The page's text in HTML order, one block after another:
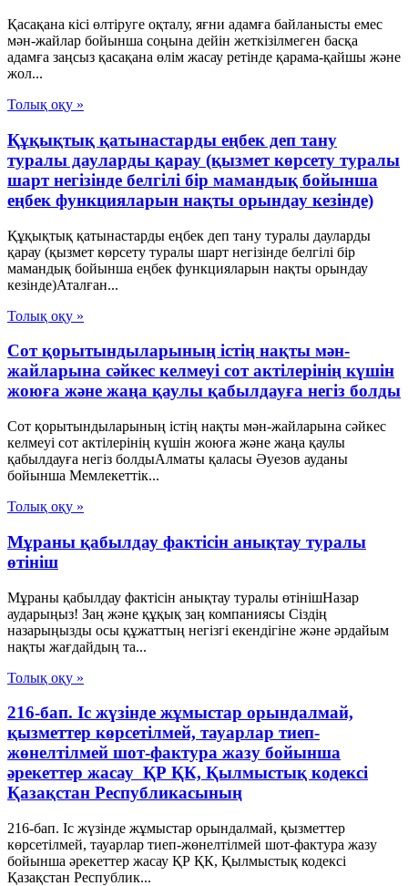
Қасақана кісі өлтіруге оқталу, яғни адамға байланысты емес
мән-жайлар бойынша соңына дейін жеткізілмеген басқа
адамға заңсыз қасақана өлім жасау ретінде қарама-қайшы және
жол...
Толық оқу »
Құқықтық қатынастарды еңбек деп тану
туралы дауларды қарау (қызмет көрсету туралы
шарт негізінде белгілі бір мамандық бойынша
еңбек функцияларын нақты орындау кезінде)
Құқықтық қатынастарды еңбек деп тану туралы дауларды
қарау (қызмет көрсету туралы шарт негізінде белгілі бір
мамандық бойынша еңбек функцияларын нақты орындау
кезінде)Аталған...
Толық оқу »
Сот қорытындыларының істің нақты мән-
жайларына сәйкес келмеуі сот актілерінің күшін
жоюға және жаңа қаулы қабылдауға негіз болды
Сот қорытындыларының істің нақты мән-жайларына сәйкес
келмеуі сот актілерінің күшін жоюға және жаңа қаулы
қабылдауға негіз болдыАлматы қаласы Әуезов ауданы
бойынша Мемлекеттік...
Толық оқу »
Мұраны қабылдау фактісін анықтау туралы
өтініш
Мұраны қабылдау фактісін анықтау туралы өтінішНазар
аударыңыз! Заң және құқық заң компаниясы Сіздің
назарыңызды осы құжаттың негізгі екендігіне және әрдайым
нақты жағдайдың та...
Толық оқу »
216-бап. Іс жүзінде жұмыстар орындалмай,
қызметтер көрсетілмей, тауарлар тиеп-
жөнелтілмей шот-фактура жазу бойынша
әрекеттер жасау ҚР ҚК, Қылмыстық кодексi
Қазақстан Республикасының
216-бап. Іс жүзінде жұмыстар орындалмай, қызметтер
көрсетілмей, тауарлар тиеп-жөнелтілмей шот-фактура жазу
бойынша әрекеттер жасау ҚР ҚК, Қылмыстық кодексi
Қазақстан Республик...